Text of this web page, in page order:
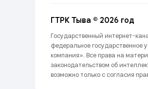
ГТРК Тыва © 2026 год
Государственный интернет-
федеральное государственное
компания». Все права на
законодательством об
возможно только с согласия